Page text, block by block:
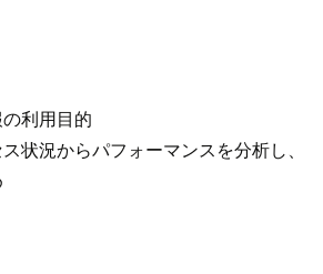
利用目的
状況からパフォーマンスを分析し、